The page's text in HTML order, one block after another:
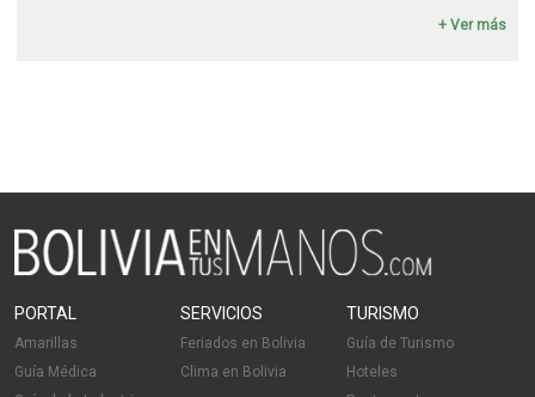
+ Ver más
PORTAL
Amarillas
Guía Médica
SERVICIOS
Feriados en Bolivia
Clima en Bolivia
TURISMO
Guía de Turismo
Hoteles